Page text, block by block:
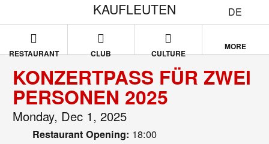
DE
KAUFLEUTEN
RESTAURANT CLUB CULTURE
MORE
KONZERTPASS FÜR ZWEI
PERSONEN 2025
Monday, Dec 1, 2025
Restaurant Opening: 18:00